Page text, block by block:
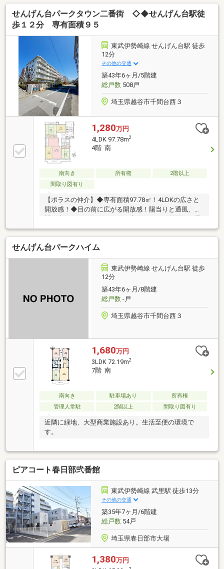
イニングセット(4人用)/ソファー/ラグ/ローテーブ
ル/TVボード(詳細は担当まで)（リフォーム内容）食洗
機付システムキッチン/追炊機能付ユニットバス/洗面
(全室)/建具(全部)/照明器具設置/エアコン1台 他
せんげん台パークタウン二番街 ◇◆せんげん台駅徒
歩１２分 専有面積９５
東武伊勢崎線 せんげん台駅 徒歩
12分
その他の交通
築43年6ヶ月/5階建
総戸数508戸
埼玉県越谷市千間台西３
1,280万円
4LDK 97.78m2
4階 南
南向き 所有権
2階以上
間取り図有り
【ポラスの仲介】◆専有面積97.78㎡！4LDKの広さと
開放感！◆目の前に広がる開放感！陽当りと通風、眺
低層の自治会事務所のため開けた眺望です！◆室内大
変きれいにお使いです！状態良好です！ぜひご内覧く
ださい！◆周辺に生活利便施設が充実！（イオンスタ
イル290ｍ/ドラッグコスモス260ｍ/セブンイレブン
450ｍ/千間台第4公園290ｍ/ファミリークリニック越
谷550ｍ）※ポンプ室 集会所持分あり ※契約不適合
責任免責 ※自治会費月額300円(任意)
せんげん台パークハイム
東武伊勢崎線 せんげん台駅 徒歩
12分
築43年6ヶ月/8階建
総戸数-戸
埼玉県越谷市千間台西３
1,680万円
3LDK 72.19m2
7階 南
南向き 駐車場あり
所有権
管理人常駐
2階以上 間取り図有り
近隣に緑地、大型商業施設あり。生活至便の環境で
す。
ピアコート春日部弐番館
東武伊勢崎線 武里駅 徒歩13分
その他の交通
築35年7ヶ月/6階建
総戸数54戸
埼玉県春日部市大場
1,380万円